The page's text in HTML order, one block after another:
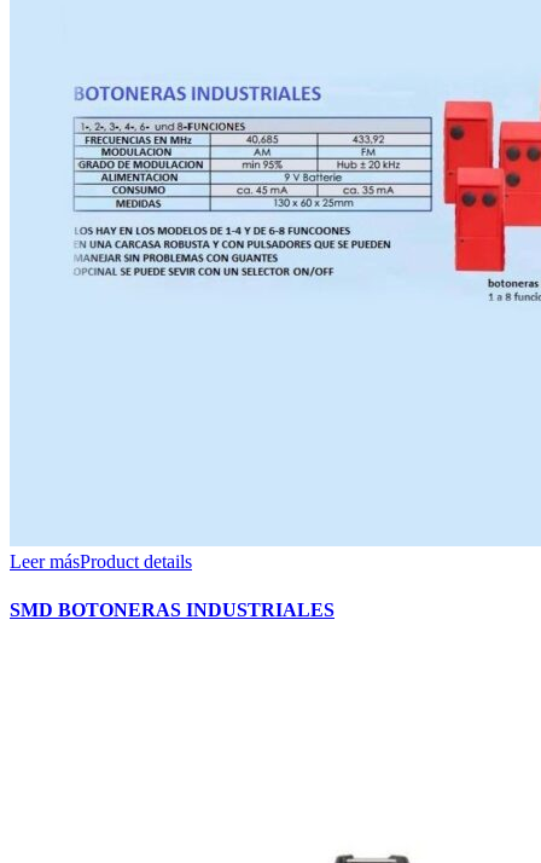
Leer másProduct details
SMD BOTONERAS INDUSTRIALES